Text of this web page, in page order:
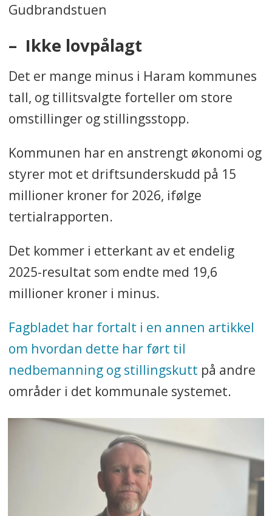
Gudbrandstuen
– Ikke lovpålagt
Det er mange minus i Haram kommunes
tall, og tillitsvalgte forteller om store
omstillinger og stillingsstopp.
Kommunen har en anstrengt økonomi og
styrer mot et driftsunderskudd på 15
millioner kroner for 2026, ifølge
tertialrapporten.
Det kommer i etterkant av et endelig
2025-resultat som endte med 19,6
millioner kroner i minus.
Fagbladet har fortalt i en annen artikkel
om hvordan dette har ført til
nedbemanning og stillingskutt på andre
områder i det kommunale systemet.